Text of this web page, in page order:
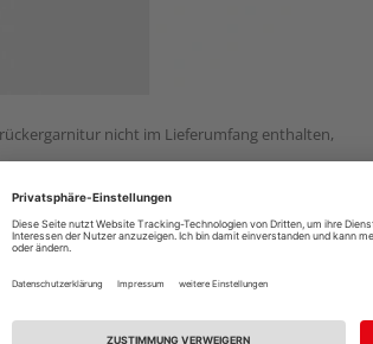
nicht im Lieferumfang enthalten,